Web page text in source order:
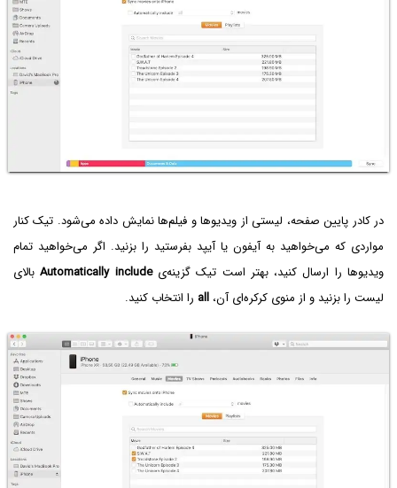
در کادر پایین صفحه، لیستی از ویدیوها و فیلم‌ها نمایش داده می‌شود. تیک کنار
مواردی که می‌خواهید به آیفون یا آیپد بفرستید را بزنید. اگر می‌خواهید تمام
ویدیوها را ارسال کنید، بهتر است تیک گزینه‌یAutomatically includeبالای
لیست را بزنید و از منوی کرکره‌ای آن، all را انتخاب کنید.